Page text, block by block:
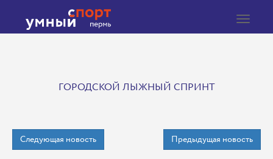
Toggle
ГОРОДСКОЙ ЛЫЖНЫЙ СПРИНТ
Следующая новость Предыдущая новость